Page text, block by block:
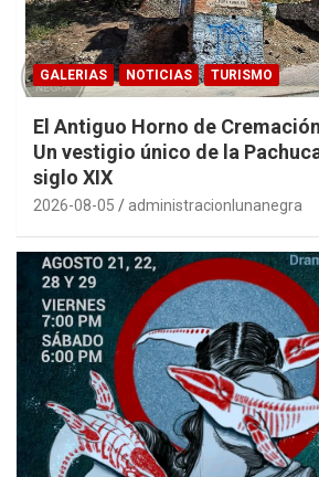
GALERIAS NOTICIAS TURISMO
El Antiguo Horno de
Un vestigio único de la
siglo XIX
2026-08-05 administracionlunanegra